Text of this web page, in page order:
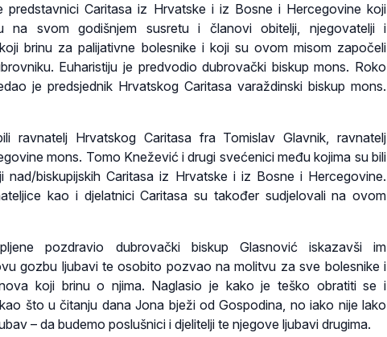
predstavnici Caritasa iz Hrvatske i iz Bosne i Hercegovine koji
na svom godišnjem susretu i članovi obitelji, njegovatelji i
brinu za palijativne bolesnike i koji su ovom misom započeli
Euharistiju je predvodio dubrovački biskup mons. Roko
je predsjednik Hrvatskog Caritasa varaždinski biskup mons.
ravnatelj Hrvatskog Caritasa fra Tomislav Glavnik, ravnatelj
mons. Tomo Knežević i drugi svećenici među kojima su bili
nad/biskupijskih Caritasa iz Hrvatske i iz Bosne i Hercegovine.
kao i djelatnici Caritasa su također sudjelovali na ovom
pozdravio dubrovački biskup Glasnović iskazavši im
gozbu ljubavi te osobito pozvao na molitvu za sve bolesnike i
koji brinu o njima. Naglasio je kako je teško obratiti se i
što u čitanju dana Jona bježi od Gospodina, no iako nije lako
– da budemo poslušnici i djelitelji te njegove ljubavi drugima.